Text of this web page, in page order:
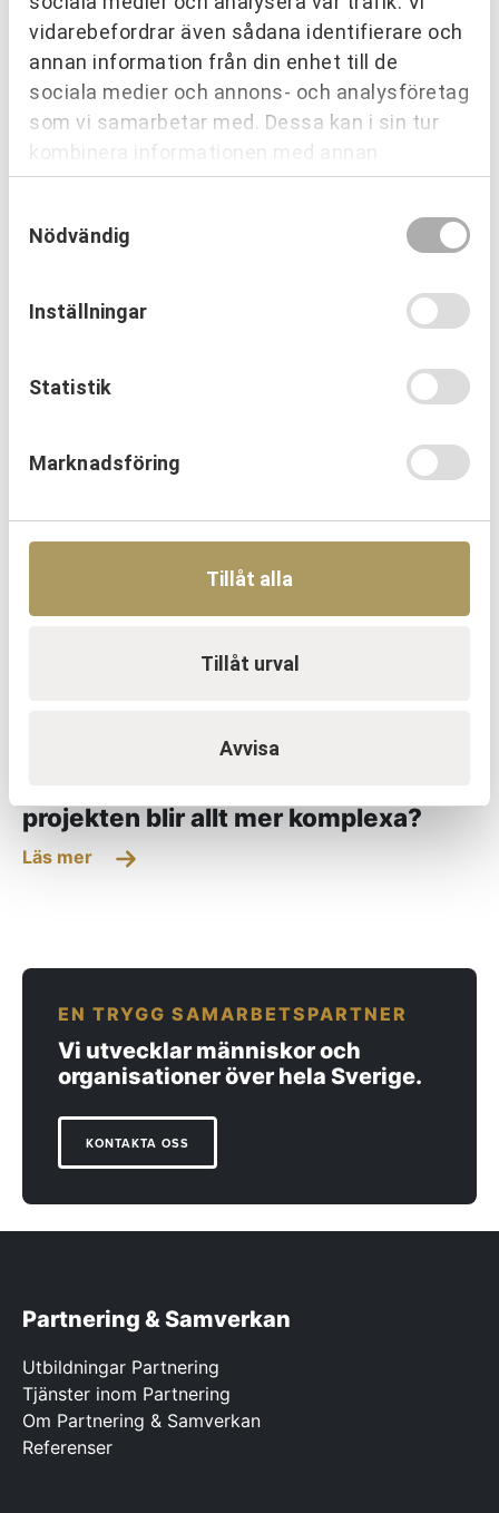
vidarebefordrar även sådana identifierare och
annan information från din enhet till de
sociala medier och annons- och analysföretag
som vi samarbetar med. Dessa kan i sin tur
kombinera informationen med annan
information som du har tillhandahållit eller
som de har samlat in när du har använt deras
tjänster.
Nödvändig
Inställningar
Statistik
Marknadsföring
Tillåt alla
Tillåt urval
Avvisa
OM URKRAFT
mervärde i strategisk partnering
projekten blir allt mer komplexa?
Läs mer
EN TRYGG SAMARBETSPARTNER
Vi utvecklar människor och
organisationer över hela Sverige.
KONTAKTA OSS
Partnering & Samverkan
Utbildningar Partnering
Tjänster inom Partnering
Om Partnering & Samverkan
Referenser